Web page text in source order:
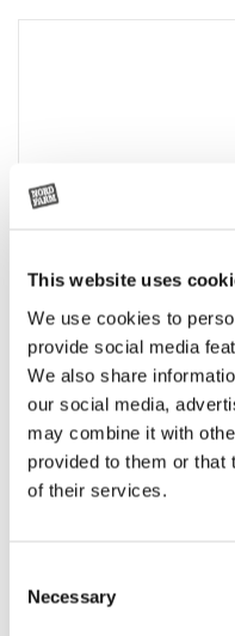
This website uses
We use cookies to
provide social media
We also share
our social media,
may combine it with
provided to them or that
of their services.
Selection
Necessary
Rotor, komplett med slagor
OR80013456G
35 730kr (ex. moms)